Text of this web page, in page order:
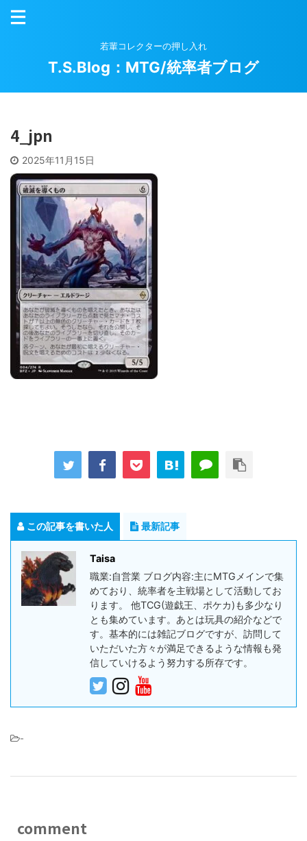
若輩コレクターの押し入れ
T.S.Blog：MTG/統率者ブログ
4_jpn
2025年11月15日
この記事を書いた人 最新記事
Taisa
職業:自営業 ブログ内容:主にMTGメインで集
めており、統率者を主戦場として活動してお
ります。 他TCG(遊戯王、ポケカ)も多少なり
とも集めています。あとは玩具の紹介などで
す。基本的には雑記ブログですが、訪問して
いただいた方々が満足できるような情報も発
信していけるよう努力する所存です。
-
comment